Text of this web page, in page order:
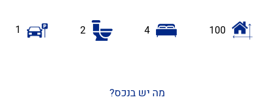
100
4
2
1
מה יש בנכס?